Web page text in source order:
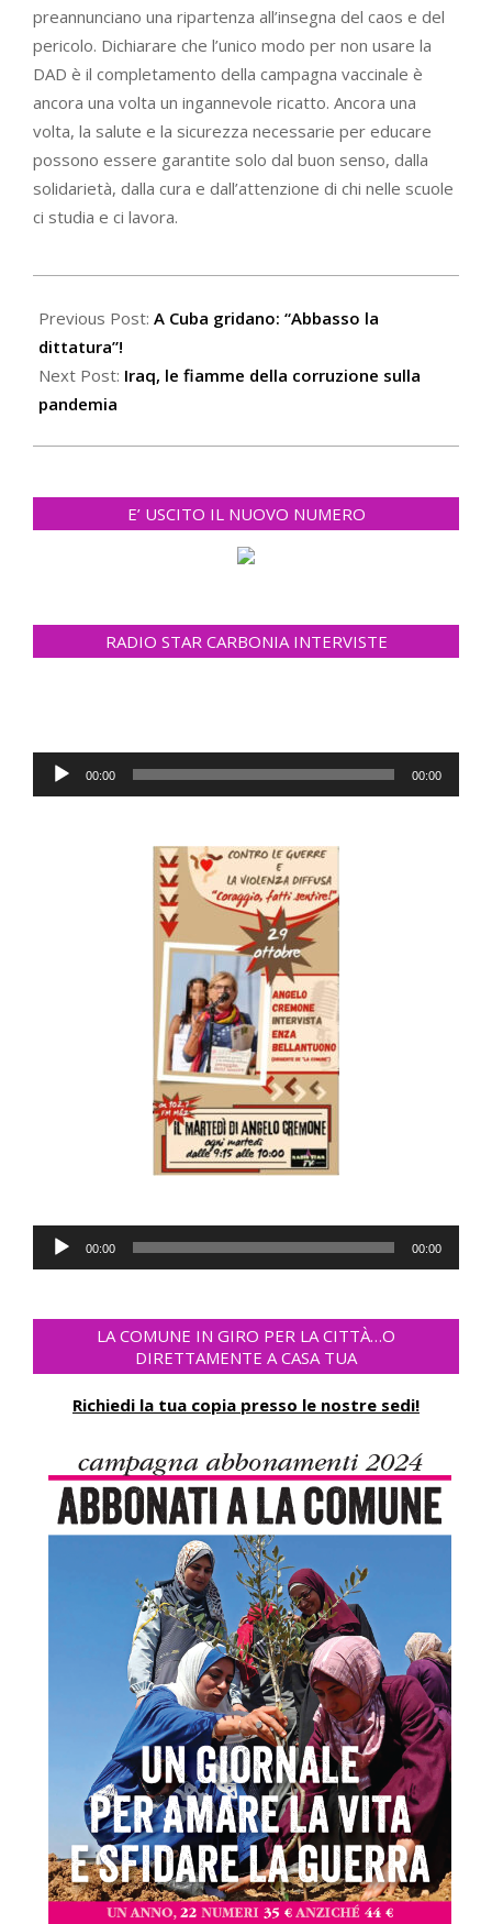
preannunciano una ripartenza all’insegna del caos e del
pericolo. Dichiarare che l’unico modo per non usare la
DAD è il completamento della campagna vaccinale è
ancora una volta un ingannevole ricatto. Ancora una
volta, la salute e la sicurezza necessarie per educare
possono essere garantite solo dal buon senso, dalla
solidarietà, dalla cura e dall’attenzione di chi nelle scuole
ci studia e ci lavora.
07-
14
Previous Post: A Cuba gridano: “Abbasso la
dittatura”!
Next Post: Iraq, le fiamme della corruzione sulla
pandemia
E’ USCITO IL NUOVO NUMERO
RADIO STAR CARBONIA INTERVISTE
Audio
Player
00:00 00:00
Audio
Player
00:00 00:00
LA COMUNE IN GIRO PER LA CITTÀ…O
DIRETTAMENTE A CASA TUA
Richiedi la tua copia presso le nostre sedi!